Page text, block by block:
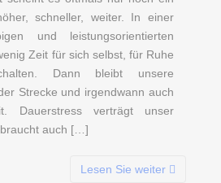
schneller, weiter. In einer
und leistungsorientierten
Zeit für sich selbst, für Ruhe
Dann bleibt unsere
Strecke und irgendwann auch
Dauerstress verträgt unser
auch […]
Lesen Sie weiter